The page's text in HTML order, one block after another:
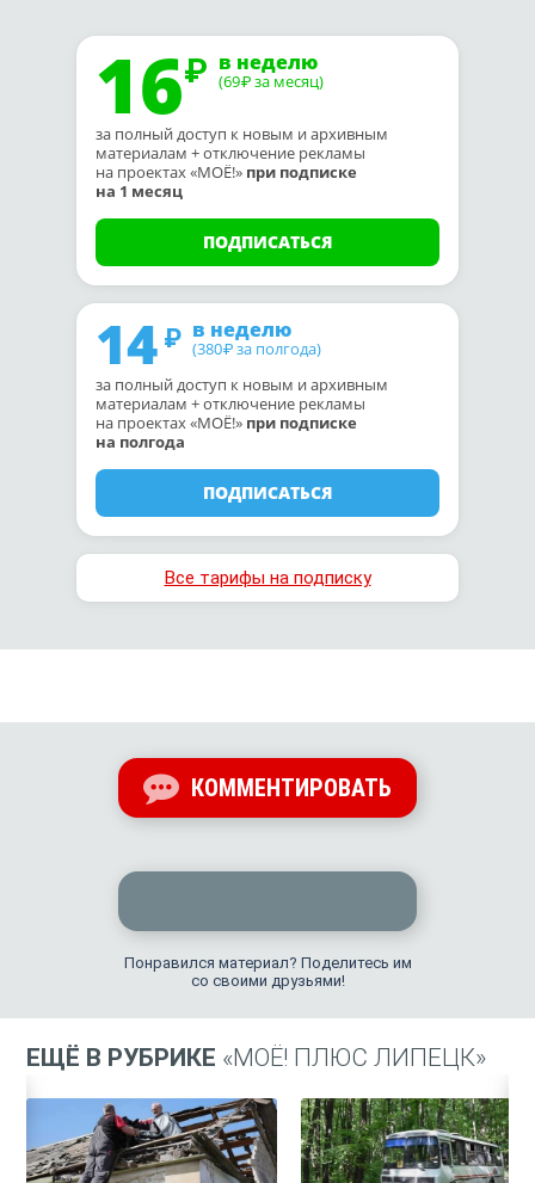
16 в неделю
(69₽ за месяц)
за полный доступ к новым и архивным
материалам + отключение рекламы
на проектах «МОЁ!» при подписке
на 1 месяц
ПОДПИСАТЬСЯ
14 в неделю
(380₽ за полгода)
за полный доступ к новым и архивным
материалам + отключение рекламы
на проектах «МОЁ!» при подписке
на полгода
ПОДПИСАТЬСЯ
Все тарифы на подписку
КОММЕНТИРОВАТЬ
Понравился материал? Поделитесь им
со своими друзьями!
ЕЩЁ В РУБРИКЕ «МОЁ! ПЛЮС ЛИПЕЦК»